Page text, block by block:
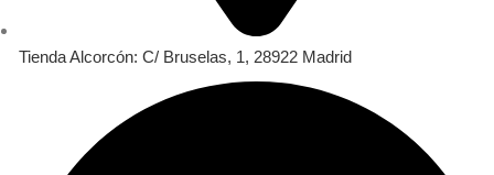
Tienda Alcorcón: C/ Bruselas, 1, 28922 Madrid